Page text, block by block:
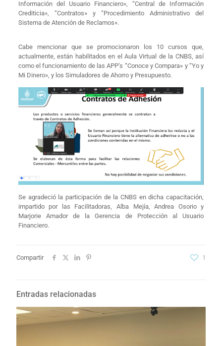
Información del Usuario Financiero», “Central de Información
Crediticia», “Contratos» y “Procedimiento Administrativo del
Sistema de Atención de Reclamos».
Cabe mencionar que se promocionaron los 10 cursos que,
actualmente, están habilitados en el Aula Virtual de la CNBS, así
como el funcionamiento de las APP’s “Conoce y Compara» y “Yo y
Mi Dinero», y los Simuladores de Ahorro y Presupuesto.
Se agradeció la participación de la CNBS en dicha capacitación,
impartido por las Facilitadoras, Alba Mejía, Andrea Osorio y
Marjorie Amador de la Gerencia de Protección al Usuario
Financiero.
Compartir 1
Entradas relacionadas